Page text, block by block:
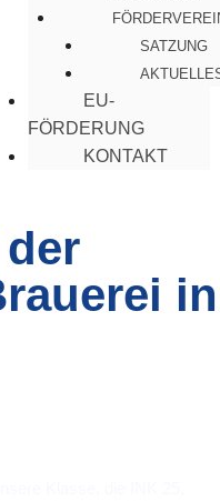
SATZUNG
EU-
FÖRDERUNG
KONTAKT
in